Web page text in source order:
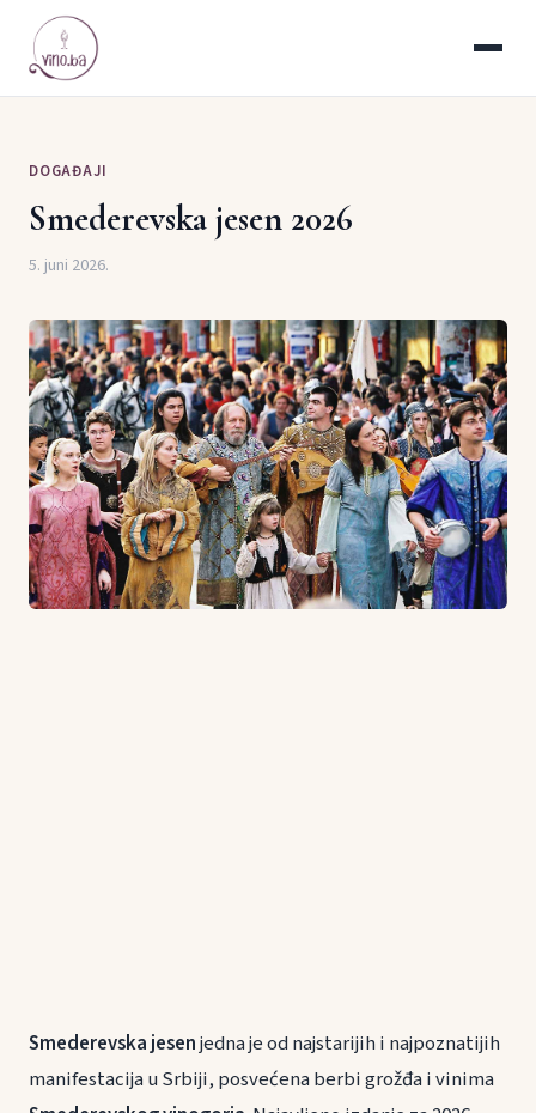
DOGAĐAJI
Smederevska jesen 2026
5. juni 2026.
Smederevska jesenjedna je od najstarijih i najpoznatijih
manifestacija u Srbiji, posvećena berbi grožđa i vinima